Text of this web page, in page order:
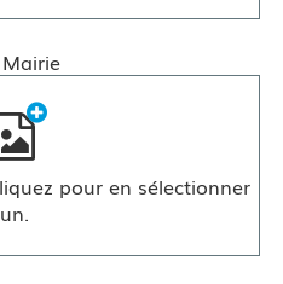
pour en sélectionner
un.